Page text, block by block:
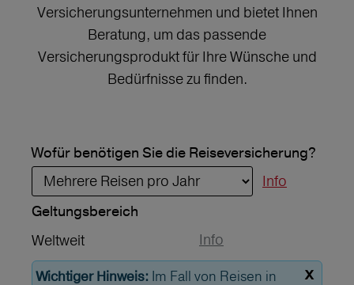
Versicherungsunternehmen und bietet Ihnen
Beratung, um das passende
Versicherungsprodukt für Ihre Wünsche und
Bedürfnisse zu finden.
Wofür benötigen Sie die Reiseversicherung?
Info
Geltungs­bereich
Weltweit
Info
x
Wichtiger Hinweis: Im Fall von Reisen in